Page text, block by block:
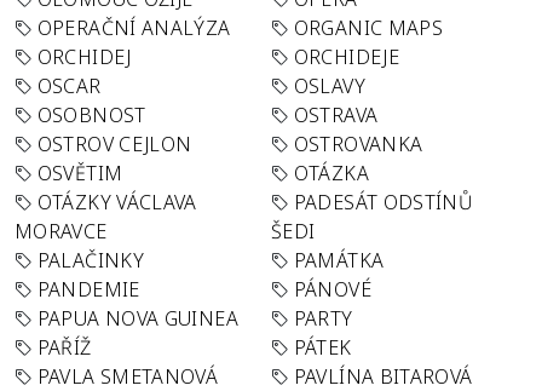
OPERAČNÍ ANALÝZA
ORGANIC MAPS
ORCHIDEJ
ORCHIDEJE
OSCAR
OSLAVY
OSOBNOST
OSTRAVA
OSTROV CEJLON
OSTROVANKA
OSVĚTIM
OTÁZKA
OTÁZKY VÁCLAVA
MORAVCE
PADESÁT ODSTÍNŮ
ŠEDI
PALAČINKY
PAMÁTKA
PANDEMIE
PÁNOVÉ
PAPUA NOVA GUINEA
PARTY
PAŘÍŽ
PÁTEK
PAVLA SMETANOVÁ
PAVLÍNA BITAROVÁ